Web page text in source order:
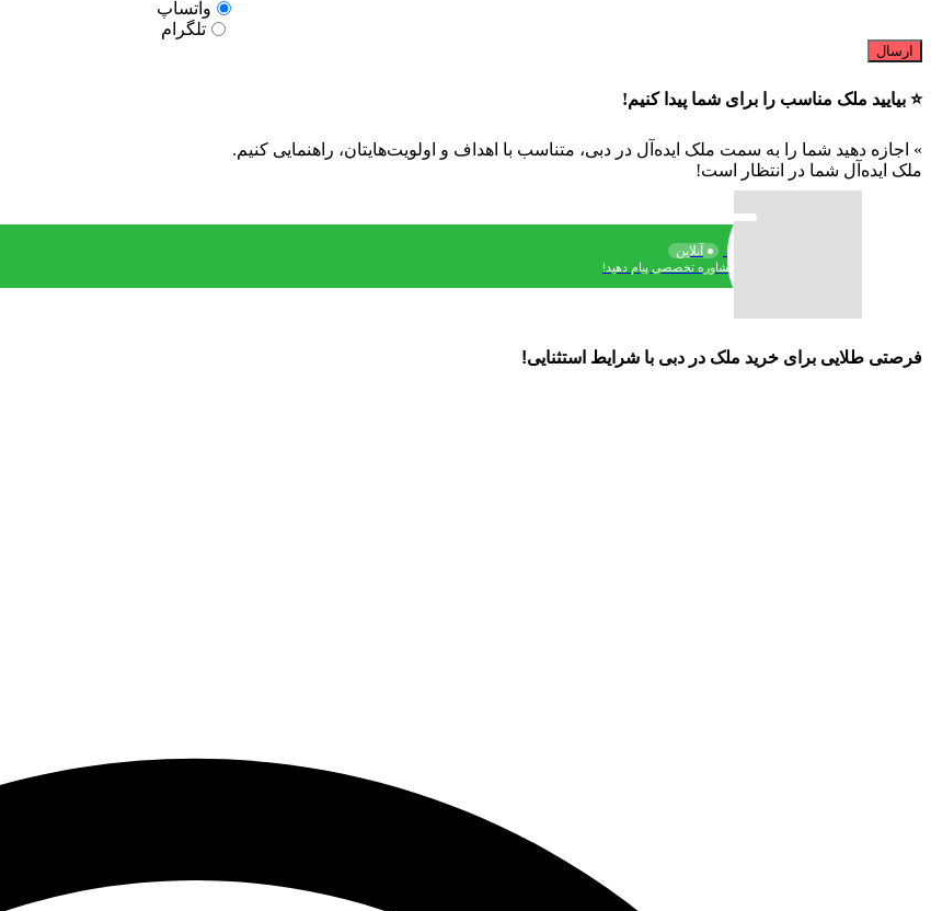
واتساپ
تلگرام
ارسال
⭐️ بیایید ملک مناسب را برای شما پیدا کنیم!
» اجازه دهید شما را به سمت ملک ایده‌آل در دبی، متناسب با اهداف و اولویت‌هایتان، راهنمایی کنیم.
ملک ایده‌آل شما در انتظار است!
سارا
آنلاین
برای مشاوره تخصصی پیام دهید!
فرصتی طلایی برای خرید ملک در دبی با شرایط استثنایی!